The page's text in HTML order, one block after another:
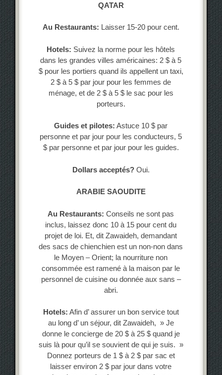
QATAR
Au Restaurants: Laisser 15-20 pour cent.
Hotels: Suivez la norme pour les hôtels
dans les grandes villes américaines: 2 $ à 5
$ pour les portiers quand ils appellent un taxi,
2 $ à 5 $ par jour pour les femmes de
ménage, et de 2 $ à 5 $ le sac pour les
porteurs.
Guides et pilotes: Astuce 10 $ par
personne et par jour pour les conducteurs, 5
$ par personne et par jour pour les guides.
Dollars acceptés? Oui.
ARABIE SAOUDITE
Au Restaurants: Conseils ne sont pas
inclus, laissez donc 10 à 15 pour cent du
projet de loi. Et, dit Zawaideh, demandant
des sacs de chienchien est un non-non dans
le Moyen – Orient; la nourriture non
consommée est ramené à la maison par le
personnel de cuisine ou donnée aux sans –
abri.
Hotels: Afin d’ assurer un bon service tout
au long d’ un séjour, dit Zawaideh, » Je
donne le concierge de 20 $ à 25 $ quand je
suis là pour qu’il se souvient de qui je suis. »
Donnez porteurs de 1 $ à 2 $ par sac et
laisser environ 2 $ par jour dans votre